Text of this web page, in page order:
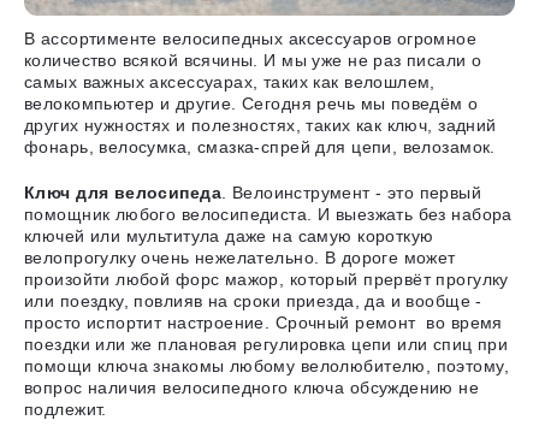
В ассортименте велосипедных аксессуаров огромное
количество всякой всячины. И мы уже не раз писали о
самых важных аксессуарах, таких как велошлем,
велокомпьютер и другие. Сегодня речь мы поведём о
других нужностях и полезностях, таких как ключ, задний
фонарь, велосумка, смазка-спрей для цепи, велозамок.
Ключ для велосипеда. Велоинструмент - это первый
помощник любого велосипедиста. И выезжать без набора
ключей или мультитула даже на самую короткую
велопрогулку очень нежелательно. В дороге может
произойти любой форс мажор, который прервёт прогулку
или поездку, повлияв на сроки приезда, да и вообще -
просто испортит настроение. Срочный ремонт во время
поездки или же плановая регулировка цепи или спиц при
помощи ключа знакомы любому велолюбителю, поэтому,
вопрос наличия велосипедного ключа обсуждению не
подлежит.